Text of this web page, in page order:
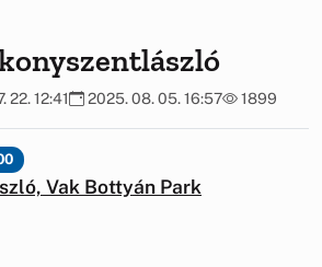
22. 12:41 2025. 08. 05. 16:57 1899
Vak Bottyán Park